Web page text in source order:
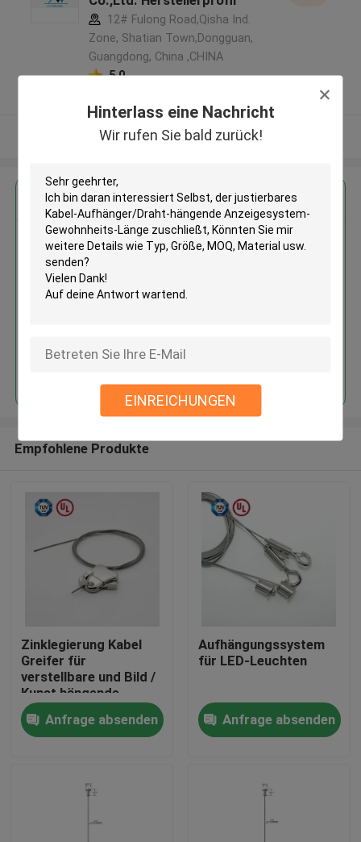
Hinterlass eine Nachricht
Wir rufen Sie bald zurück!
EINREICHUNGEN
Haus
12# Fulong Road,Qisha Ind.
Zone, Shatian Town,Dongguan,
Guangdong, China ,CHINA
5.0
Sehen Sie mehr an
Erhalten Sie den besten Preis für
Selbst, der justierbares Kabel-
Länge zuschließt
Empfohlene Produkte
Zinklegierung Kabel
Greifer für
verstellbare und Bild /
Kunst hängende
Anzeige
Anfrage absenden
Aufhängungssystem
für LED-Leuchten
Anfrage absenden